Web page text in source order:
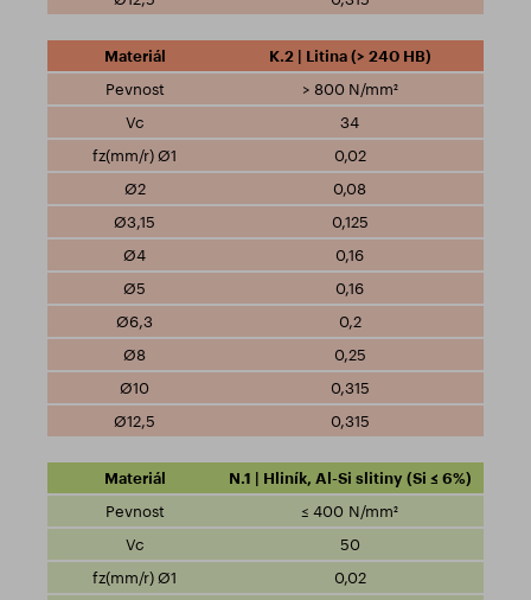
K.2 | Litina (> 240 HB)
> 800 N/mm²
34
0,02
0,08
0,125
0,16
0,16
0,2
0,25
0,315
0,315
N.1 | Hliník, Al-Si slitiny (Si ≤ 6%)
≤ 400 N/mm²
50
0,02